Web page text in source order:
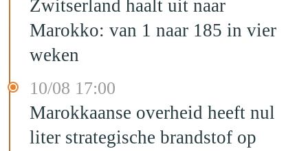
Zwitserland haalt uit naar
Marokko: van 1 naar 185 in vier
weken
10/08 17:00
Marokkaanse overheid heeft nul
liter strategische brandstof op